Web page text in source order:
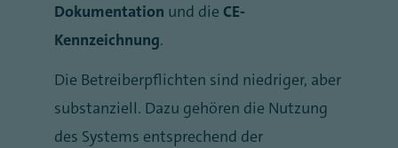
Dokumentation und die CE-
Kennzeichnung.
Die Betreiberpflichten sind niedriger, aber
substanziell. Dazu gehören die Nutzung
des Systems entsprechend der